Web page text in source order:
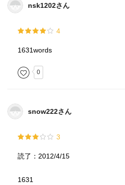
nsk1202さん
4
1631words
0
snow222さん
3
読了：2012/4/15
1631